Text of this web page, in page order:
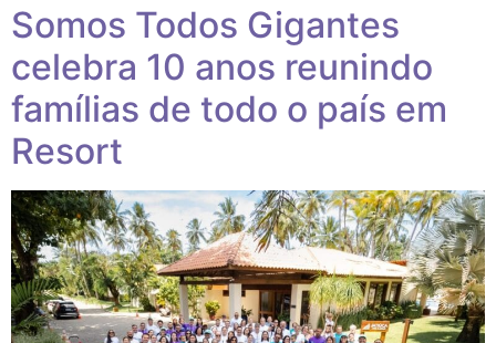
Somos Todos Gigantes
celebra 10 anos reunindo
famílias de todo o país em
Resort